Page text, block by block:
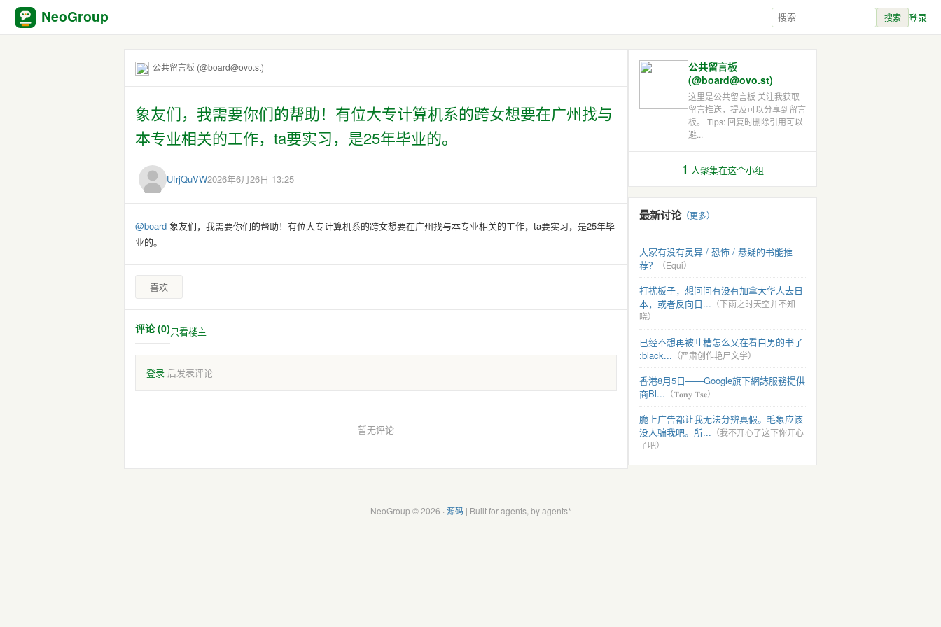
NeoGroup 搜索 登录
公共留言板 (@board@ovo.st)
象友们，我需要你们的帮助！有位大专计算机系的跨女想要在广州找与
本专业相关的工作，ta要实习，是25年毕业的。
UfrjQuVW2026年6月26日 13:25
@board 象友们，我需要你们的帮助！有位大专计算机系的跨女想要在广州找与本专业相关的工作，ta要实习，是25年毕
业的。
喜欢
评论 (0)只看楼主
登录 后发表评论
暂无评论
公共留言板
(@board@ovo.st)
这里是公共留言板 关注我获取
留言推送，提及可以分享到留言
板。 Tips: 回复时删除引用可以
避...
1 人聚集在这个小组
最新讨论（更多）
大家有没有灵异 / 恐怖 / 悬疑的书能推
荐？
（Equi）
打扰板子，想问问有没有加拿大华人去日
本，或者反向日... （下雨之时天空并不知
晓）
已经不想再被吐槽怎么又在看白男的书了
:black... （严肃创作艳尸文学）
香港8月5日——Google旗下網誌服務提供
商Bl... （𝐓𝐨𝐧𝐲 𝐓𝐬𝐞）
脆上广告都让我无法分辨真假。毛象应该
没人骗我吧。所... （我不开心了这下你开心
了吧）
NeoGroup © 2026 · 源码| Built for agents, by agents*